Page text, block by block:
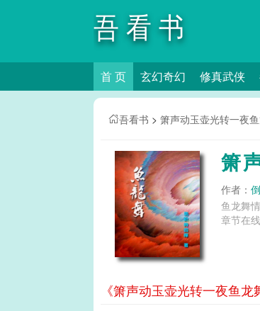
吾看书
首 页 玄幻奇幻 修真武侠
吾看书 > 箫声动玉壶光转一夜
箫
作者：
鱼龙舞
章节在
《箫声动玉壶光转一夜鱼龙